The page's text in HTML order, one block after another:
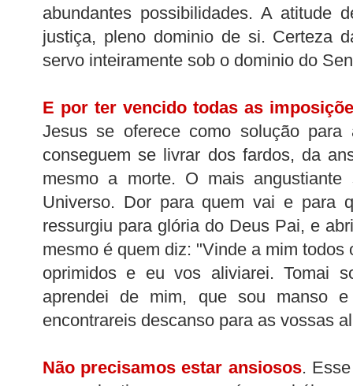
abundantes possibilidades. A atitude
justiça, pleno dominio de si. Certeza
servo inteiramente sob o dominio do
E por ter vencido todas as
Jesus se oferece como solução para
conseguem se livrar dos fardos, da
mesmo a morte. O mais angustiante
Universo. Dor para quem vai e para
ressurgiu para glória do Deus Pai, e
mesmo é quem diz: "Vinde a mim todos
oprimidos e eu vos aliviarei. Tomai
aprendei de mim, que sou manso
encontrareis descanso para as vossas
Não precisamos estar ansiosos.